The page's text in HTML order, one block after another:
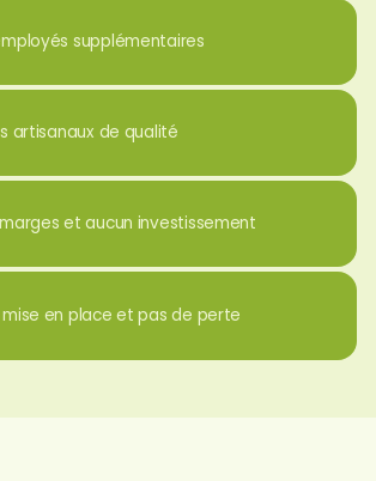
supplémentaires
artisanaux de qualité
et aucun investissement
mise en place et pas de perte